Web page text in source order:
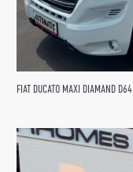
FIAT DUCATO MAXI DIAMAND D64